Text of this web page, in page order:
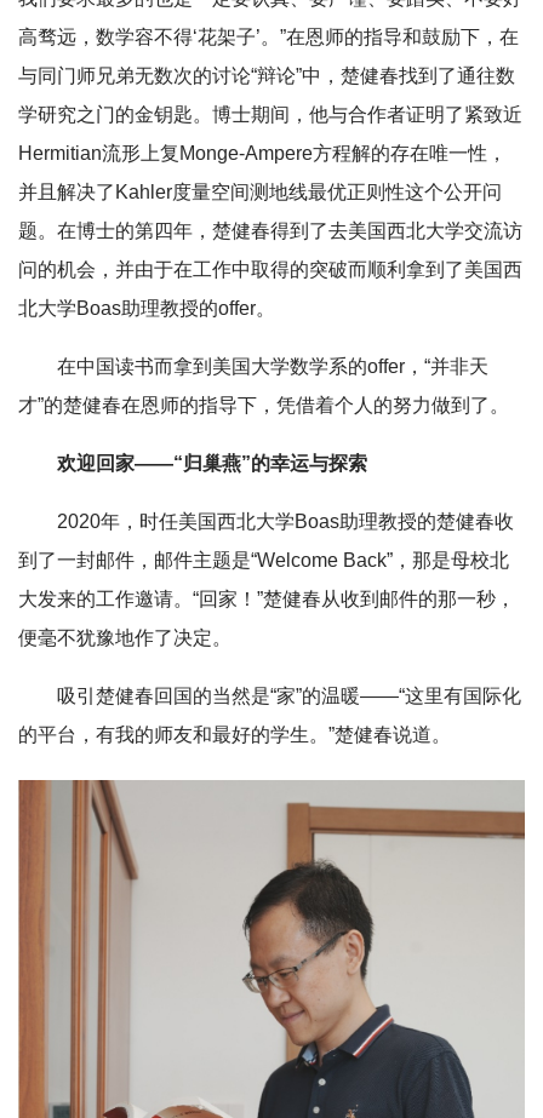
高骛远，数学容不得‘花架子’。”在恩师的指导和鼓励下，在
与同门师兄弟无数次的讨论“辩论”中，楚健春找到了通往数
学研究之门的金钥匙。博士期间，他与合作者证明了紧致近
Hermitian流形上复Monge-Ampere方程解的存在唯一性，
并且解决了Kahler度量空间测地线最优正则性这个公开问
题。在博士的第四年，楚健春得到了去美国西北大学交流访
问的机会，并由于在工作中取得的突破而顺利拿到了美国西
北大学Boas助理教授的offer。
在中国读书而拿到美国大学数学系的offer，“并非天
才”的楚健春在恩师的指导下，凭借着个人的努力做到了。
欢迎回家——“归巢燕”的幸运与探索
2020年，时任美国西北大学Boas助理教授的楚健春收
到了一封邮件，邮件主题是“Welcome Back”，那是母校北
大发来的工作邀请。“回家！”楚健春从收到邮件的那一秒，
便毫不犹豫地作了决定。
吸引楚健春回国的当然是“家”的温暖——“这里有国际化
的平台，有我的师友和最好的学生。”楚健春说道。